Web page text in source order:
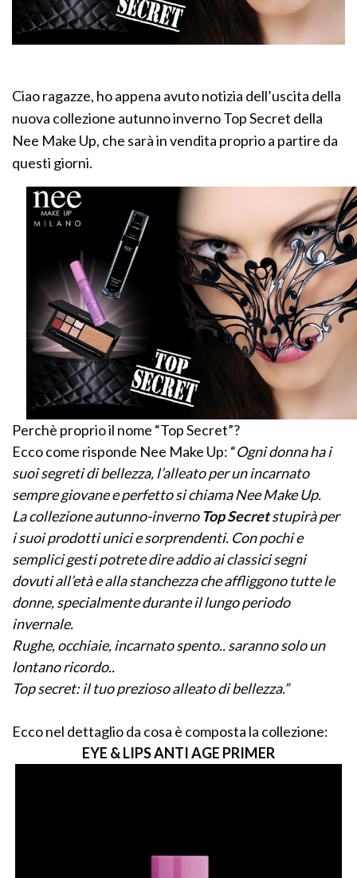
Ciao ragazze, ho appena avuto notizia dell’uscita della
nuova collezione autunno inverno Top Secret della
Nee Make Up, che sarà in vendita proprio a partire da
questi giorni.
Perchè proprio il nome “Top Secret”?
Ecco come risponde Nee Make Up: “Ogni donna ha i
suoi segreti di bellezza, l’alleato per un incarnato
sempre giovane e perfetto si chiama Nee Make Up.
La collezione autunno-inverno Top Secretstupirà per
i suoi prodotti unici e sorprendenti. Con pochi e
semplici gesti potrete dire addio ai classici segni
dovuti all’età e alla stanchezza che affliggono tutte le
donne, specialmente durante il lungo periodo
invernale.
Rughe, occhiaie, incarnato spento.. saranno solo un
lontano ricordo..
Top secret: il tuo prezioso alleato di bellezza.”
Ecco nel dettaglio da cosa è composta la collezione:
EYE & LIPS ANTI AGE PRIMER